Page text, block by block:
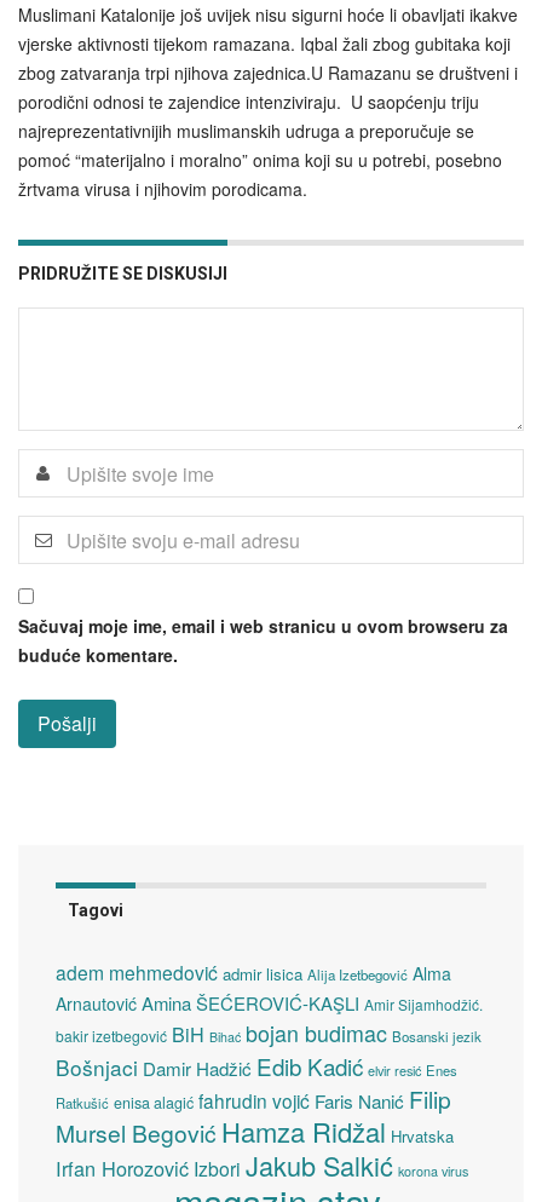
Muslimani Katalonije još uvijek nisu sigurni hoće li obavljati ikakve
vjerske aktivnosti tijekom ramazana. Iqbal žali zbog gubitaka koji
zbog zatvaranja trpi njihova zajednica.U Ramazanu se društveni i
porodični odnosi te zajendice intenziviraju. U saopćenju triju
najreprezentativnijih muslimanskih udruga a preporučuje se
pomoć “materijalno i moralno” onima koji su u potrebi, posebno
žrtvama virusa i njihovim porodicama.
PRIDRUŽITE SE DISKUSIJI
Sačuvaj moje ime, email i web stranicu u ovom browseru za
buduće komentare.
Tagovi
adem mehmedović admir lisica Alija Izetbegović Alma
Arnautović Amina ŠEĆEROVIĆ-KAŞLI Amir Sijamhodžić.
bakir izetbegović BiH Bihać bojan budimac Bosanski jezik
Bošnjaci Damir Hadžić Edib Kadić elvir resić Enes
Ratkušić enisa alagić fahrudin vojić Faris Nanić Filip
Mursel Begović Hamza Ridžal Hrvatska
Irfan Horozović Izbori Jakub Salkić korona virus